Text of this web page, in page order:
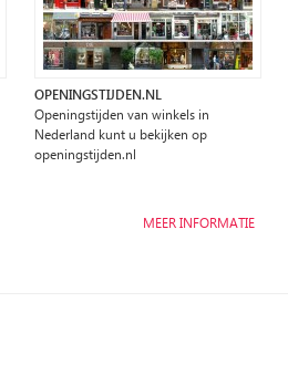
OPENINGSTIJDEN.NL
Openingstijden van winkels in
Nederland kunt u bekijken op
openingstijden.nl
MEER INFORMATIE